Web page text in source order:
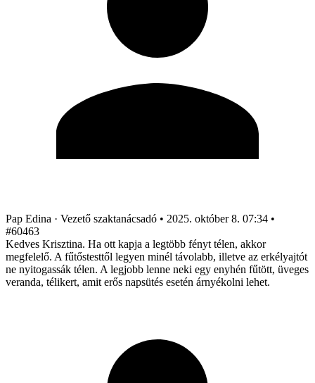
Pap Edina · Vezető szaktanácsadó • 2025. október 8. 07:34 •
#60463
Kedves Krisztina. Ha ott kapja a legtöbb fényt télen, akkor
megfelelő. A fűtőstesttől legyen minél távolabb, illetve az erkélyajtót
ne nyitogassák télen. A legjobb lenne neki egy enyhén fűtött, üveges
veranda, télikert, amit erős napsütés esetén árnyékolni lehet.